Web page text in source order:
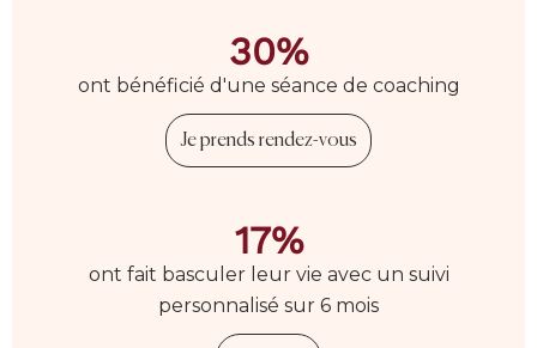
30%
ont bénéficié d'une séance de coaching
Je prends rendez-vous
17%
ont fait basculer leur vie avec un suivi
personnalisé sur 6 mois